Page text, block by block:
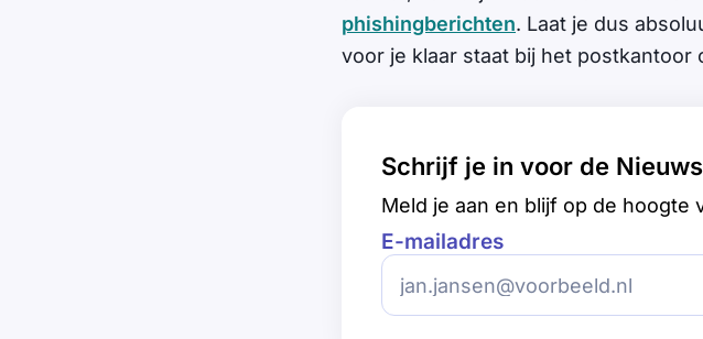
phishingberichten. Laat je dus
voor je klaar staat bij het postkantoor
Schrijf je in voor de
Meld je aan en blijf op de hoogte
E-mailadres